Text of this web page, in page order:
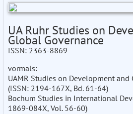
UA Ruhr Studies on
Global Governance
ISSN: 2363-8869
vormals:
UAMR Studies on Development and
(ISSN: 2194-167X, Bd. 61-64)
Bochum Studies in International
1869-084X, Vol. 56-60)